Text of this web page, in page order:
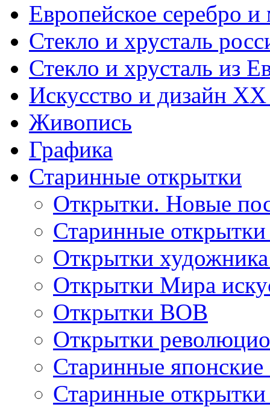
Европейское серебро
Стекло и хрусталь
Стекло и хрусталь из
Искусство и дизайн XX
Живопись
Графика
Старинные открытки
Открытки. Новые
Старинные
Открытки
Открытки Мира
Открытки ВОВ
Открытки
Старинные
Старинные